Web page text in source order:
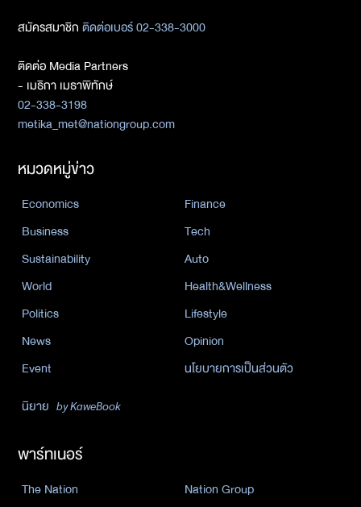
สมัครสมาชิกติดต่อเบอร์ 02-338-3000
ติดต่อ Media Partners
- เมธิกา เมธาพิทักษ์
02-338-3198
metika_met@nationgroup.com
หมวดหมู่ข่าว
Economics
Finance
Business
Tech
Sustainability
Auto
World
Health&Wellness
Politics
Lifestyle
News
Opinion
Event
นโยบายการเป็นส่วนตัว
นิยาย by KaweBook
พาร์ทเนอร์
The Nation
Nation Group